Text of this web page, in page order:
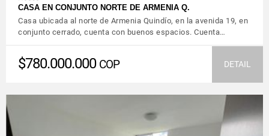
CASA EN CONJUNTO NORTE DE ARMENIA Q.
Casa ubicada al norte de Armenia Quindío, en la avenida 19, en
conjunto cerrado, cuenta con buenos espacios. Cuenta…
$780.000.000 COP DETAIL